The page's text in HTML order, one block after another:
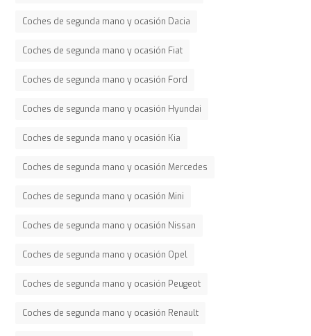
Coches de segunda mano y ocasión Dacia
Coches de segunda mano y ocasión Fiat
Coches de segunda mano y ocasión Ford
Coches de segunda mano y ocasión Hyundai
Coches de segunda mano y ocasión Kia
Coches de segunda mano y ocasión Mercedes
Coches de segunda mano y ocasión Mini
Coches de segunda mano y ocasión Nissan
Coches de segunda mano y ocasión Opel
Coches de segunda mano y ocasión Peugeot
Coches de segunda mano y ocasión Renault